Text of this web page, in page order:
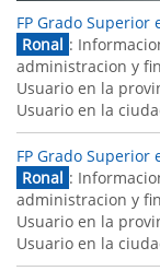
FP Grado Superior
Ronal :
administracion y
Usuario en la
Usuario en la
FP Grado Superior
Ronal :
administracion y
Usuario en la
Usuario en la